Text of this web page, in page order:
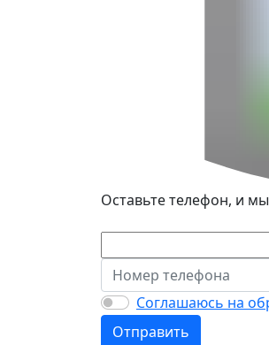
Оставьте телефон, и
Соглашаюсь на
Отправить